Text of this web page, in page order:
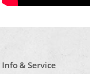
Info & Service